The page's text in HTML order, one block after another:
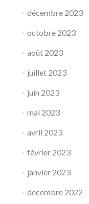
décembre 2023
octobre 2023
août 2023
juillet 2023
juin 2023
mai 2023
avril 2023
février 2023
janvier 2023
décembre 2022